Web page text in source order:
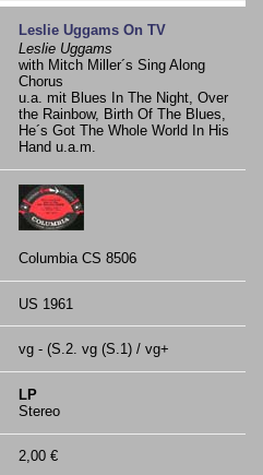
Leslie Uggams On TV
Leslie Uggams
with Mitch Miller´s Sing Along
Chorus
u.a. mit Blues In The Night, Over
the Rainbow, Birth Of The Blues,
He´s Got The Whole World In His
Hand u.a.m.
Columbia CS 8506
US 1961
vg - (S.2. vg (S.1) / vg+
LP
Stereo
2,00 €